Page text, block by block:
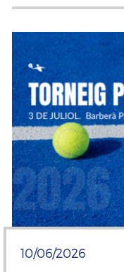
10/06/2026